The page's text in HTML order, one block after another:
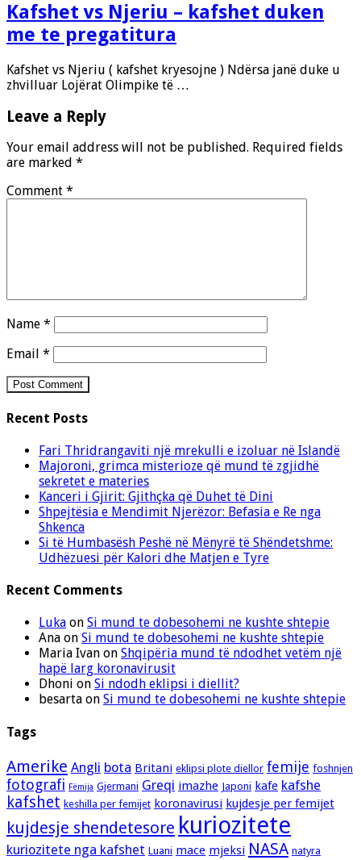
Kafshet vs Njeriu – kafshet duken
me te pregatitura
Kafshet vs Njeriu ( kafshet kryesojne ) Ndërsa janë duke u
zhvilluar Lojërat Olimpike të …
Leave a Reply
Your email address will not be published. Required fields
are marked *
Comment *
Name *
Email *
Recent Posts
Fari Thridrangaviti një mrekulli e izoluar në Islandë
Majoroni, grimca misterioze që mund të zgjidhë
sekretet e materies
Kanceri i Gjirit: Gjithçka që Duhet të Dini
Shpejtësia e Mendimit Njerëzor: Befasia e Re nga
Shkenca
Si të Humbasësh Peshë në Mënyrë të Shëndetshme:
Udhëzuesi për Kalori dhe Matjen e Tyre
Recent Comments
Luka on Si mund te dobesohemi ne kushte shtepie
Ana on Si mund te dobesohemi ne kushte shtepie
Maria Ivan on Shqipëria mund të ndodhet vetëm një
hapë larg koronavirusit
Dhoni on Si ndodh eklipsi i diellit?
besarta on Si mund te dobesohemi ne kushte shtepie
Tags
Amerike Angli bota Britani eklipsi plote diellor femije foshnjen
fotografi Fëmija Gjermani Greqi imazhe Japoni kafe kafshe
kafshet keshilla per femijet koronavirusi kujdesje per femijet
kujdesje shendetesore kuriozitete
kuriozitete nga kafshet Luani mace mjeksi NASA natyra